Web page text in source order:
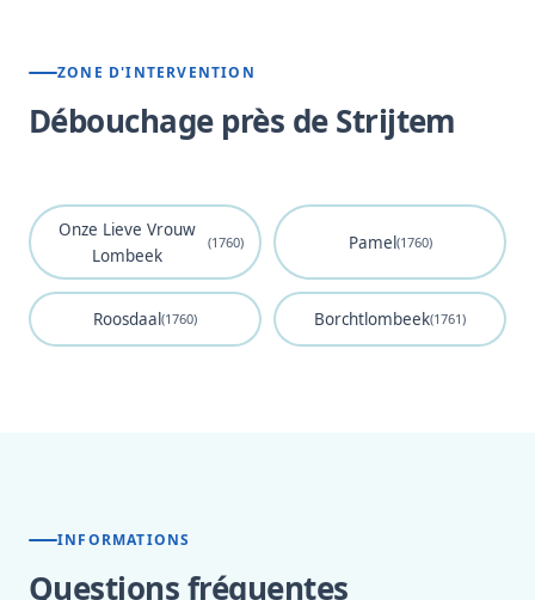
ZONE D'INTERVENTION
Débouchage près de Strijtem
Onze Lieve Vrouw
Lombeek
(1760) Pamel(1760)
Roosdaal(1760) Borchtlombeek(1761)
INFORMATIONS
Questions fréquentes